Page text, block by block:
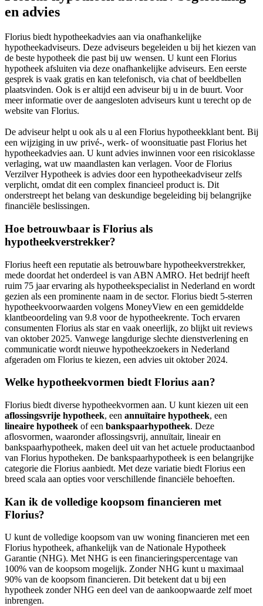
en advies
Florius biedt hypotheekadvies aan via onafhankelijke
hypotheekadviseurs. Deze adviseurs begeleiden u bij het kiezen van
de beste hypotheek die past bij uw wensen. U kunt een Florius
hypotheek afsluiten via deze onafhankelijke adviseurs. Een eerste
gesprek is vaak gratis en kan telefonisch, via chat of beeldbellen
plaatsvinden. Ook is er altijd een adviseur bij u in de buurt. Voor
meer informatie over de aangesloten adviseurs kunt u terecht op de
website van Florius.
De adviseur helpt u ook als u al een Florius hypotheekklant bent. Bij
een wijziging in uw privé-, werk- of woonsituatie past Florius het
hypotheekadvies aan. U kunt advies inwinnen voor een risicoklasse
verlaging, wat uw maandlasten kan verlagen. Voor de Florius
Verzilver Hypotheek is advies door een hypotheekadviseur zelfs
verplicht, omdat dit een complex financieel product is. Dit
onderstreept het belang van deskundige begeleiding bij belangrijke
financiële beslissingen.
Hoe betrouwbaar is Florius als
hypotheekverstrekker?
Florius heeft een reputatie als betrouwbare hypotheekverstrekker,
mede doordat het onderdeel is van ABN AMRO. Het bedrijf heeft
ruim 75 jaar ervaring als hypotheekspecialist in Nederland en wordt
gezien als een prominente naam in de sector. Florius biedt 5-sterren
hypotheekvoorwaarden volgens MoneyView en een gemiddelde
klantbeoordeling van 9.8 voor de hypotheekrente. Toch ervaren
consumenten Florius als star en vaak oneerlijk, zo blijkt uit reviews
van oktober 2025. Vanwege langdurige slechte dienstverlening en
communicatie wordt nieuwe hypotheekzoekers in Nederland
afgeraden om Florius te kiezen, een advies uit oktober 2024.
Welke hypotheekvormen biedt Florius aan?
Florius biedt diverse hypotheekvormen aan. U kunt kiezen uit een
aflossingsvrije hypotheek, een annuïtaire hypotheek, een
lineaire hypotheek of een bankspaarhypotheek. Deze
aflosvormen, waaronder aflossingsvrij, annuïtair, lineair en
bankspaarhypotheek, maken deel uit van het actuele productaanbod
van Florius hypotheken. De bankspaarhypotheek is een belangrijke
categorie die Florius aanbiedt. Met deze variatie biedt Florius een
breed scala aan opties voor verschillende financiële behoeften.
Kan ik de volledige koopsom financieren met
Florius?
U kunt de volledige koopsom van uw woning financieren met een
Florius hypotheek, afhankelijk van de Nationale Hypotheek
Garantie (NHG). Met NHG is een financieringspercentage van
100% van de koopsom mogelijk. Zonder NHG kunt u maximaal
90% van de koopsom financieren. Dit betekent dat u bij een
hypotheek zonder NHG een deel van de aankoopwaarde zelf moet
inbrengen.